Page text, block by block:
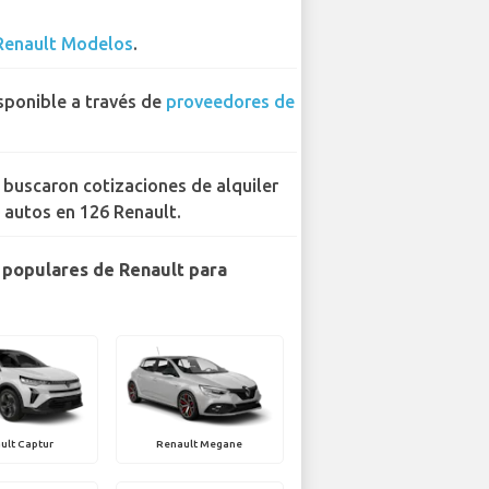
Modelos.
a través de proveedores de
buscaron cotizaciones de alquiler
autos en 126 Renault.
de Renault para
Captur Renault Megane